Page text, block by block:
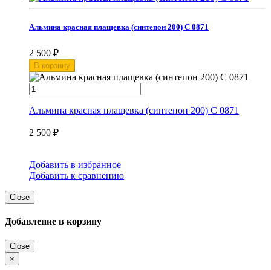
Альмина красная плащевка (синтепон 200) С 0871
2 500 ₽
В корзину
Альмина красная плащевка (синтепон 200) С 0871
2 500 ₽
Добавить в избранное
Добавить к сравнению
Close
Добавление в корзину
Close
×